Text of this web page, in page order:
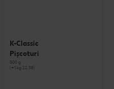
K-Classic
Pișcoturi
500 g
(=1 kg 22.38)